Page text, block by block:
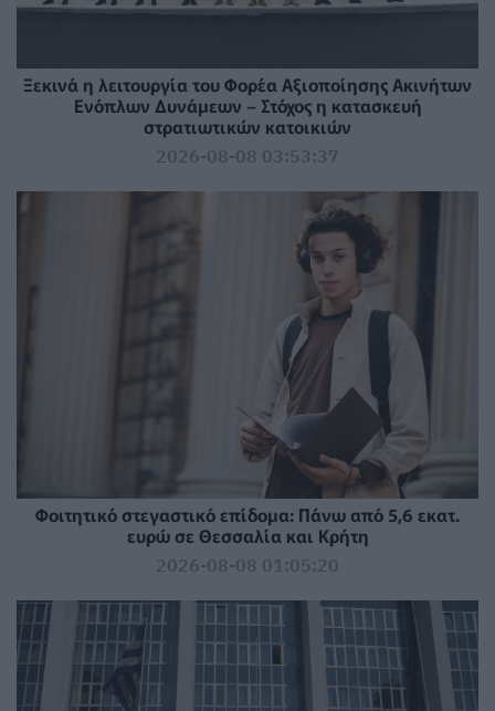
Ξεκινά η λειτουργία του Φορέα Αξιοποίησης Ακινήτων
Ενόπλων Δυνάμεων – Στόχος η κατασκευή
στρατιωτικών κατοικιών
2026-08-08 03:53:37
Φοιτητικό στεγαστικό επίδομα: Πάνω από 5,6 εκατ.
ευρώ σε Θεσσαλία και Κρήτη
2026-08-08 01:05:20